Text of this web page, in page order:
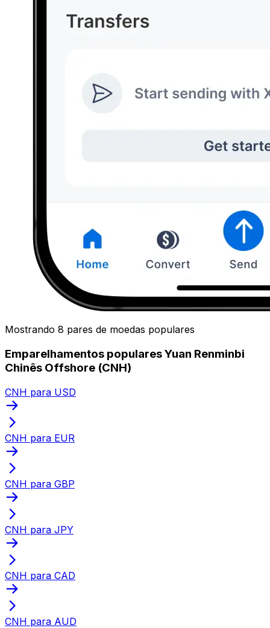
Mostrando 8 pares de moedas populares
Emparelhamentos populares Yuan Renminbi
Chinês Offshore (CNH)
CNH para USD
CNH para EUR
CNH para GBP
CNH para JPY
CNH para CAD
CNH para AUD